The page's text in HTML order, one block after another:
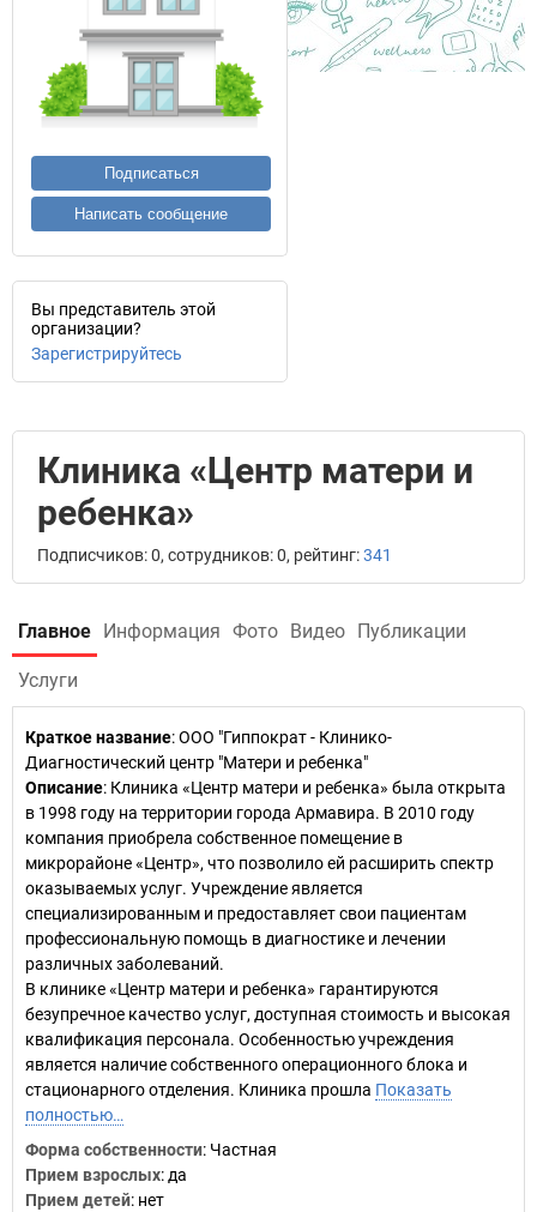
Подписаться
Написать сообщение
Вы представитель этой
организации?
Зарегистрируйтесь
Клиника «Центр матери и
ребенка»
Подписчиков: 0, сотрудников: 0, рейтинг:341
Главное Информация Фото Видео Публикации
Услуги
Краткое название:ООО "Гиппократ - Клинико-
Диагностический центр "Матери и ребенка"
Описание: Клиника «Центр матери и ребенка» была открыта
в 1998 году на территории города Армавира. В 2010 году
компания приобрела собственное помещение в
микрорайоне «Центр», что позволило ей расширить спектр
оказываемых услуг. Учреждение является
специализированным и предоставляет свои пациентам
профессиональную помощь в диагностике и лечении
различных заболеваний.
В клинике «Центр матери и ребенка» гарантируются
безупречное качество услуг, доступная стоимость и высокая
квалификация персонала. Особенностью учреждения
является наличие собственного операционного блока и
стационарного отделения. Клиника прошла Показать
полностью…
Форма собственности: Частная
Прием взрослых: да
Прием детей: нет